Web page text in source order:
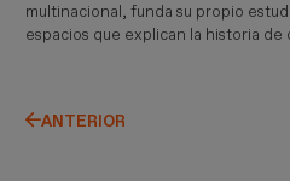
multinacional, funda su propio
espacios que explican la historia de
ANTERIOR